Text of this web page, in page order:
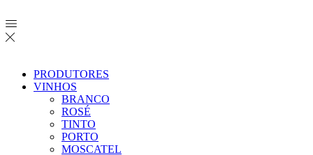
PRODUTORES
VINHOS
BRANCO
ROSÉ
TINTO
PORTO
MOSCATEL